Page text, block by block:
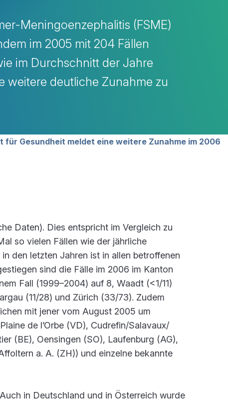
Meningoenzephalitis (FSME)
im 2005 mit 204 Fällen
im Durchschnitt der Jahre
weitere deutliche Zunahme zu
für Gesundheit meldet eine weitere Zunahme im 2006
Daten). Dies entspricht im Vergleich zu
so vielen Fällen wie der jährliche
den letzten Jahren ist in allen betroffenen
sind die Fälle im 2006 im Kanton
Fall (1999–2004) auf 8, Waadt (<1/11)
(11/28) und Zürich (33/73). Zudem
mit jener vom August 2005 um
de l’Orbe (VD), Cudrefin/Salavaux/
(BE), Oensingen (SO), Laufenburg (AG),
a. A. (ZH)) und einzelne bekannte
in Deutschland und in Österreich wurde